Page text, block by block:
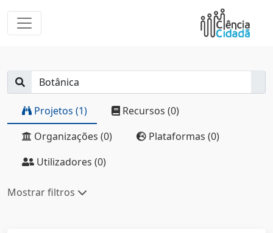
Projetos (1)
Recursos (0)
Organizações (0)
Plataformas (0)
Utilizadores (0)
Mostrar filtros